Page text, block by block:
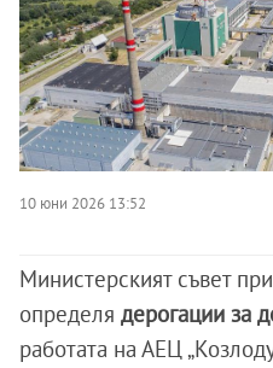
10 юни 2026 13:52
Министерският съвет
определя дерогации за
работата на АЕЦ